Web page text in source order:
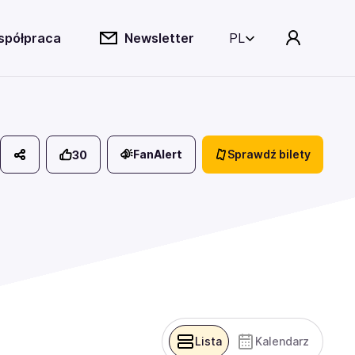
Newsletter PL
30 FanAlert Sprawdź bilety
Lista Kalendarz